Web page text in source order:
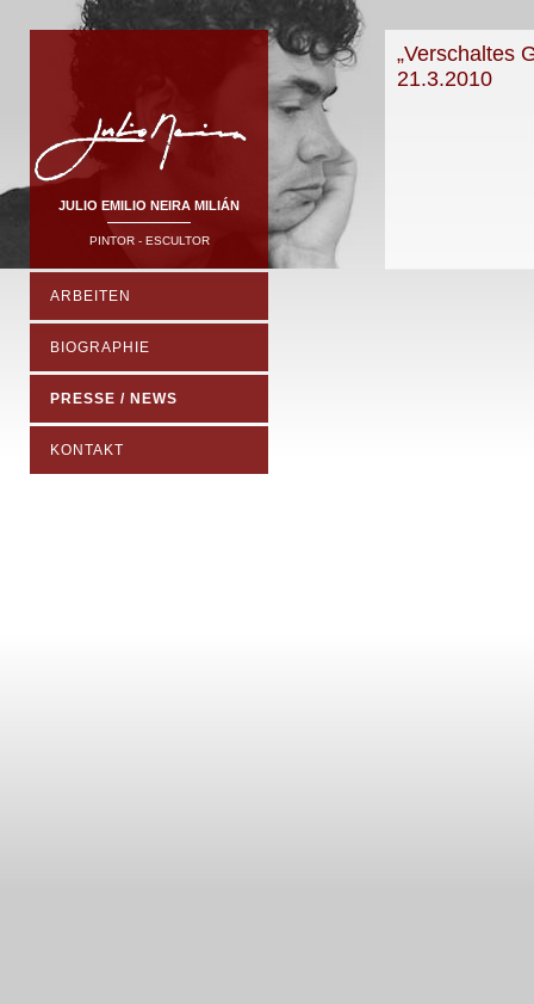
„Verschaltes
21.3.2010
JULIO EMILIO NEIRA MILIÁN
PINTOR - ESCULTOR
ARBEITEN
BIOGRAPHIE
PRESSE / NEWS
KONTAKT